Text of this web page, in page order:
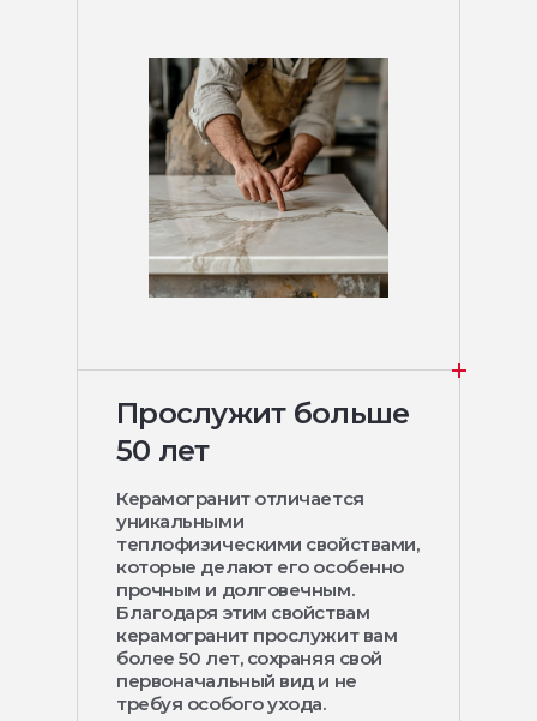
Прослужит больше
50 лет
Керамогранит отличается
уникальными
теплофизическими свойствами,
которые делают его особенно
прочным и долговечным.
Благодаря этим свойствам
керамогранит прослужит вам
более 50 лет, сохраняя свой
первоначальный вид и не
требуя особого ухода.